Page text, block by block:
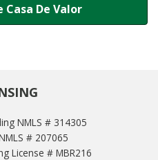
De Valor
NMLS # 314305
# 207065
License # MBR216